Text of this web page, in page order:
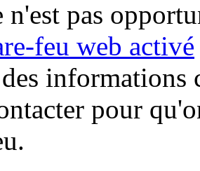
n'est pas
feu web activé
informations
pour